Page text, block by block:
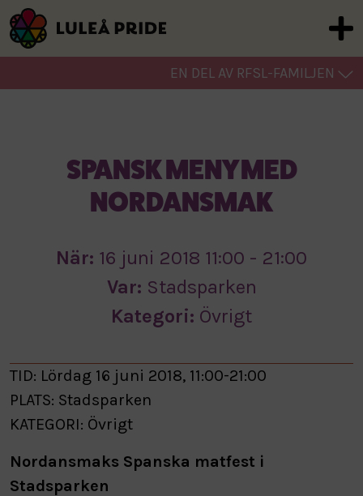
EN DEL AV RFSL-FAMILJEN
SPANSK MENY MED
NORDANSMAK
När: 16 juni 2018 11:00 - 21:00
Var: Stadsparken
Kategori: Övrigt
TID: Lördag 16 juni 2018, 11:00-21:00
PLATS: Stadsparken
KATEGORI: Övrigt
Nordansmaks Spanska matfest i
Stadsparken